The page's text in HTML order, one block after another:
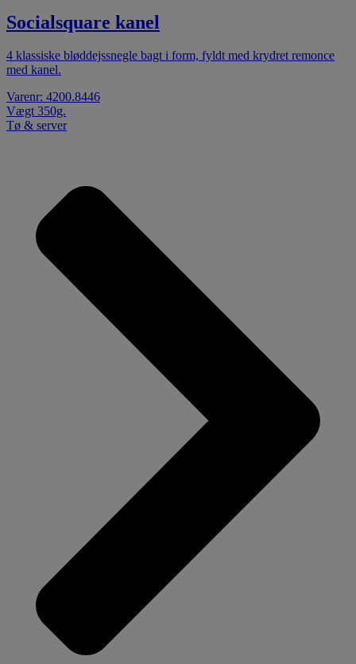
Socialsquare kanel
4 klassiske bløddejssnegle bagt i form, fyldt med krydret remonce
med kanel.
Varenr: 4200.8446
Vægt 350g.
Tø & server